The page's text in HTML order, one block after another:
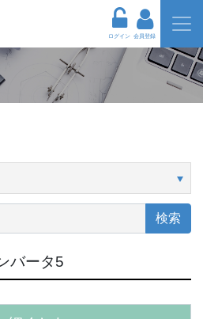
ログイン 会員登録
バータ5